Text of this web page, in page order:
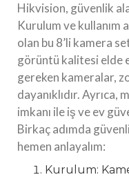
Hikvision, güvenlik
Kurulum ve kullanım
olan bu 8’li kamera
görüntü kalitesi elde
gereken kameralar,
dayanıklıdır.
imkanı ile iş ve ev
Birkaç adımda
hemen anlayalım:
Kurulum: